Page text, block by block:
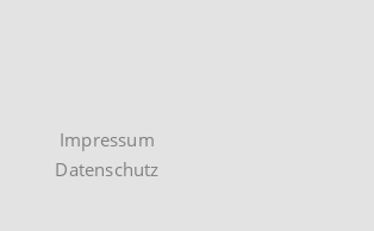
Impressum
Datenschutz